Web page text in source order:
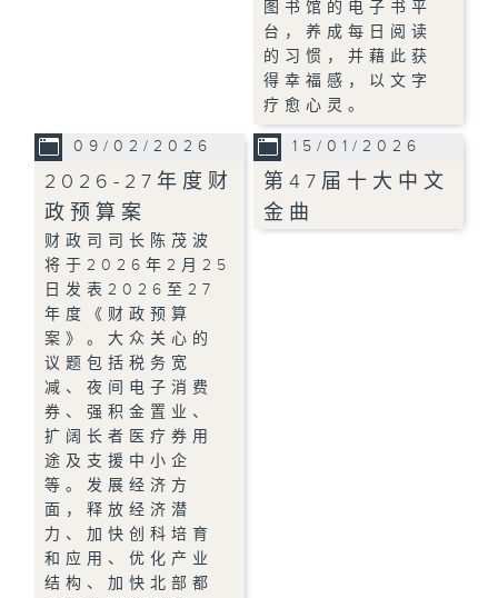
图书馆的电子书平
台，养成每日阅读
的习惯，并藉此获
得幸福感，以文字
疗愈心灵。
09/02/2026
2026-27年度财
政预算案
财政司司长陈茂波
将于2026年2月25
日发表2026至27
年度《财政预算
案》。大众关心的
议题包括税务宽
减、夜间电子消费
券、强积金置业、
扩阔长者医疗券用
途及支援中小企
等。发展经济方
面，释放经济潜
力、加快创科培育
和应用、优化产业
结构、加快北部都
15/01/2026
第47届十大中文
金曲